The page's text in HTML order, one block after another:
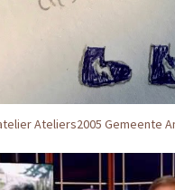
Ateliers2005 Gemeente